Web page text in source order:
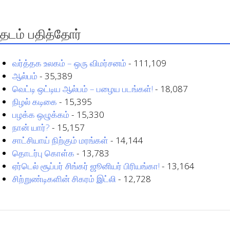
தடம் பதித்தோர்
வர்த்தக உலகம் – ஒரு விமர்சனம் - 111,109
ஆல்பம் - 35,389
வெட்டி ஒட்டிய ஆல்பம் – பழைய படங்கள்! - 18,087
நிழல் கடிகை - 15,395
பழக்க ஒழுக்கம் - 15,330
நான் யார்? - 15,157
சாட்சியாய் நிற்கும் மரங்கள் - 14,144
தொடர்பு கொள்க - 13,783
ஏர்டெல் சூப்பர் சிங்கர் ஜூனியர் பிரியங்கா! - 13,164
சிற்றுண்டிகளின் சிகரம் இட்லி - 12,728